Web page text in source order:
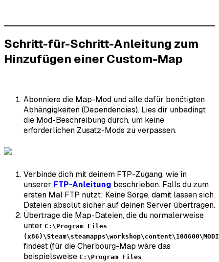
Schritt-für-Schritt-Anleitung zum
Hinzufügen einer Custom-Map
Abonniere die Map-Mod und alle dafür benötigten
Abhängigkeiten (Dependencies). Lies dir unbedingt
die Mod-Beschreibung durch, um keine
erforderlichen Zusatz-Mods zu verpassen.
Verbinde dich mit deinem FTP-Zugang, wie in
unserer FTP-Anleitung beschrieben. Falls du zum
ersten Mal FTP nutzt: Keine Sorge, damit lassen sich
Dateien absolut sicher auf deinen Server übertragen.
Übertrage die Map-Dateien, die du normalerweise
unter C:\Program Files
findest (für die Cherbourg-Map wäre das
beispielsweise C:\Program Files